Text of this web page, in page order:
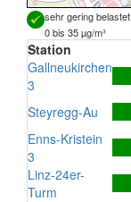
sehr gering belastet
0 bis 35 µg/m³
Station
Gallneukirchen
3
Steyregg-Au
Enns-Kristein
3
Linz-24er-
Turm